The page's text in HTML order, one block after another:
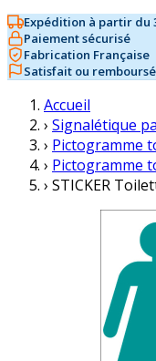
Expédition à partir du
Paiement sécurisé
Fabrication Française
Satisfait ou remboursé
Accueil
› Signalétique
› Pictogramme
› Pictogramme
› STICKER